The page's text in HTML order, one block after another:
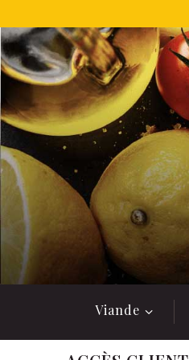
au
contenu
Viande